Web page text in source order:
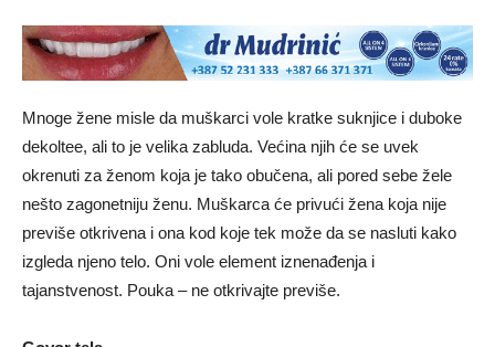
Mnoge žene misle da muškarci vole kratke suknjice i duboke
dekoltee, ali to je velika zabluda. Većina njih će se uvek
okrenuti za ženom koja je tako obučena, ali pored sebe žele
nešto zagonetniju ženu. Muškarca će privući žena koja nije
previše otkrivena i ona kod koje tek može da se nasluti kako
izgleda njeno telo. Oni vole element iznenađenja i
tajanstvenost. Pouka – ne otkrivajte previše.